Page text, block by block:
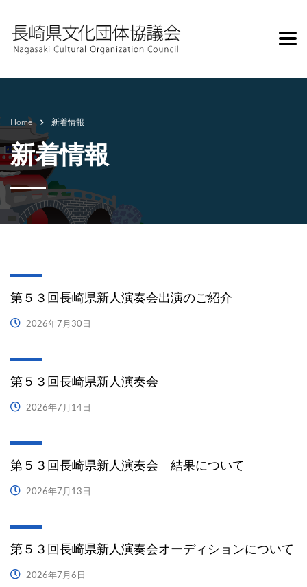
Home 新着情報
新着情報
第５３回長崎県新人演奏会出演のご紹介
2026年7月30日
第５３回長崎県新人演奏会
2026年7月14日
第５３回長崎県新人演奏会 結果について
2026年7月13日
第５３回長崎県新人演奏会オーディションについて
2026年7月6日